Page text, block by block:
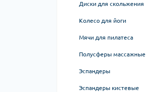
Диски для скольжения
Колесо для йоги
Мячи для пилатеса
Полусферы массажные
Эспандеры
Эспандеры кистевые